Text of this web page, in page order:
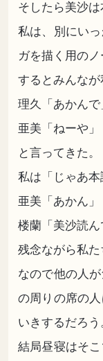
そしたら美沙は
私は、別にい
ガを描く用のノ
するとみんなが
理久「あかんで
亜美「ねーや」
と言ってきた。
私は「じゃあ本
亜美「あかん」
楼蘭「美沙読ん
残念ながら私た
なので他の人
の周りの席の
いきするだろう
結局昼寝はそ